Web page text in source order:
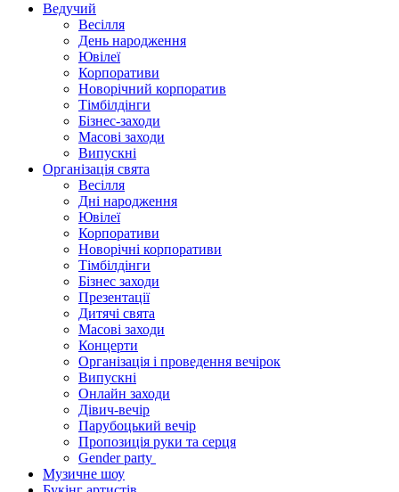
Ведучий
Весілля
День народження
Ювілеї
Корпоративи
Новорічний корпоратив
Тімбілдінги
Бізнес-заходи
Масові заходи
Випускні
Організація свята
Весілля
Дні народження
Ювілеї
Корпоративи
Новорічні корпоративи
Тімбілдінги
Бізнес заходи
Презентації
Дитячі свята
Масові заходи
Концерти
Організація і проведення вечірок
Випускні
Онлайн заходи
Дівич-вечір
Парубоцький вечір
Пропозиція руки та серця
Gender party
Музичне шоу